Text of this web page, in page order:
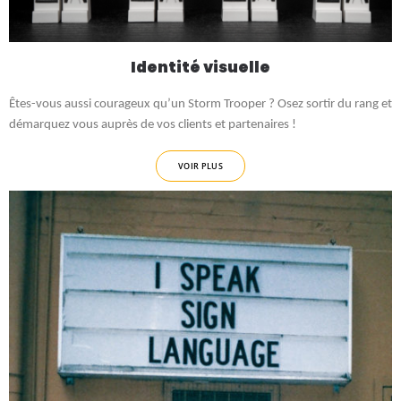
Identité visuelle
Êtes-vous aussi courageux qu’un Storm Trooper ? Osez sortir du rang et
démarquez vous auprès de vos clients et partenaires !
VOIR PLUS